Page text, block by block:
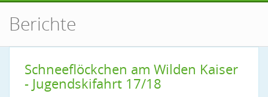
Berichte
Schneeflöckchen am Wilden Kaiser
- Jugendskifahrt 17/18